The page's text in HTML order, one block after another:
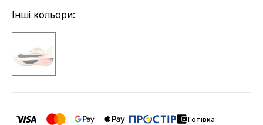
Інші кольори:
Готівка